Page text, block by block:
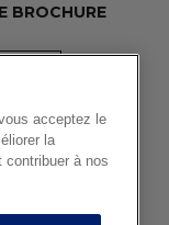
BROCHURE
acceptez le
la
à nos